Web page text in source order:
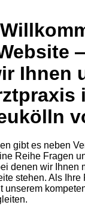
Ihnen
gibt es neben
Reihe Fragen
denen wir Ihnen
stehen. Als Ihre
unserem